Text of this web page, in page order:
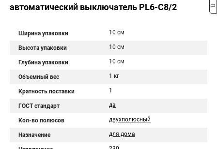
автоматический выключатель PL6-C8/2
Ширина упаковки 10 см
Высота упаковки 10 см
Глубина упаковки 10 см
Объемный вес 1 кг
Кратность поставки 1
ГОСТ стандарт да
Кол-во полюсов двухполюсный
Назначение для дома